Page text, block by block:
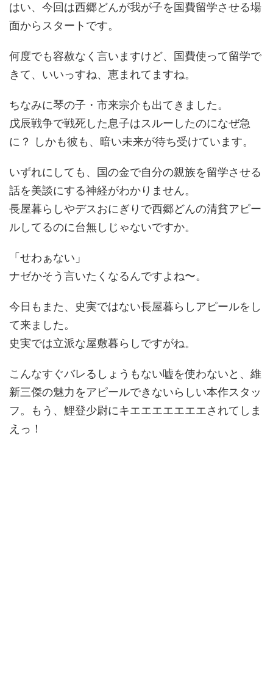
はい、今回は西郷どんが我が子を国費留学させる場
面からスタートです。
何度でも容赦なく言いますけど、国費使って留学で
きて、いいっすね、恵まれてますね。
ちなみに琴の子・市来宗介も出てきました。
戊辰戦争で戦死した息子はスルーしたのになぜ急
に？ しかも彼も、暗い未来が待ち受けています。
いずれにしても、国の金で自分の親族を留学させる
話を美談にする神経がわかりません。
長屋暮らしやデスおにぎりで西郷どんの清貧アピー
ルしてるのに台無しじゃないですか。
「せわぁない」
ナゼかそう言いたくなるんですよね〜。
今日もまた、史実ではない長屋暮らしアピールをし
て来ました。
史実では立派な屋敷暮らしですがね。
こんなすぐバレるしょうもない嘘を使わないと、維
新三傑の魅力をアピールできないらしい本作スタッ
フ。もう、鯉登少尉にキエエエエエエエされてしま
えっ！